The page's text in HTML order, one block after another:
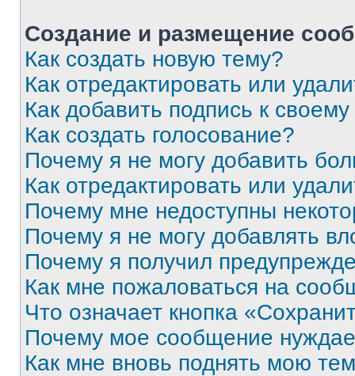
Создание и размещение
Как создать новую тему?
Как отредактировать или
Как добавить подпись к
Как создать голосование?
Почему я не могу добавить
Как отредактировать или
Почему мне недоступны
Почему я не могу добавлять
Почему я получил
Как мне пожаловаться на
Что означает кнопка
Почему мое сообщение
Как мне вновь поднять мою